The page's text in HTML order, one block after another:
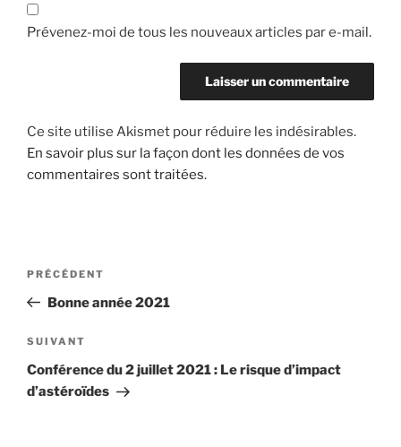
Prévenez-moi de tous les nouveaux articles par e-mail.
Ce site utilise Akismet pour réduire les indésirables.
En savoir plus sur la façon dont les données de vos
commentaires sont traitées.
Navigation
l’article
Article
précédent
PRÉCÉDENT
Bonne année 2021
Article
suivant
SUIVANT
Conférence du 2 juillet 2021 : Le risque d’impact
d’astéroïdes